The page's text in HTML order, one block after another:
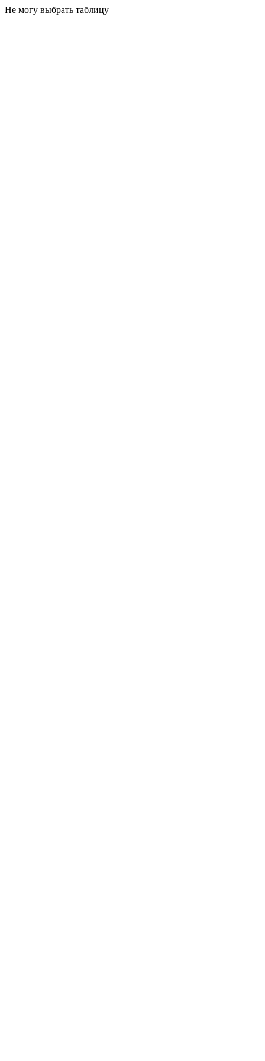
Не могу выбрать таблицу